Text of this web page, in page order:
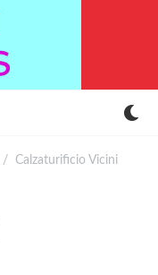
Calzaturificio Vicini